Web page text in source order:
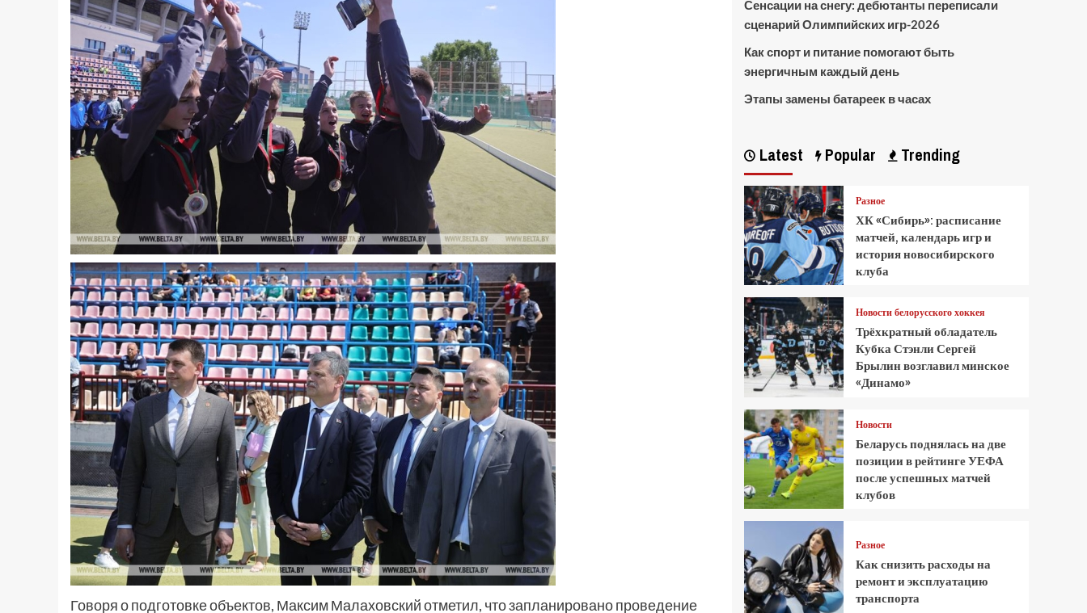
Говоря о подготовке объектов, Максим Малаховский отметил, что запланировано проведение
Сенсации на снегу: дебютанты переписали
сценарий Олимпийских игр-2026
Как спорт и питание помогают быть
энергичным каждый день
Этапы замены батареек в часах
Latest Popular Trending
Разное
ХК «Сибирь»: расписание
матчей, календарь игр и
история новосибирского
клуба
Новости белорусского хоккея
Трёхкратный обладатель
Кубка Стэнли Сергей
Брылин возглавил минское
«Динамо»
Новости
Беларусь поднялась на две
позиции в рейтинге УЕФА
после успешных матчей
клубов
Разное
Как снизить расходы на
ремонт и эксплуатацию
транспорта